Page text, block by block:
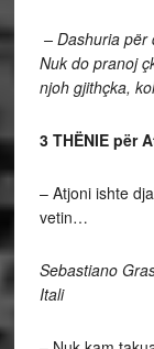
– Dashuria për
Nuk do pranoj
njoh gjithçka,
3 THËNIE për
– Atjoni ishte
vetin…
Sebastiano
Itali